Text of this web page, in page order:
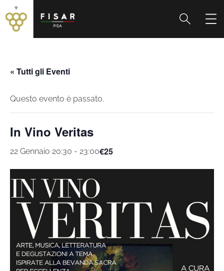
« Tutti gli Eventi
Questo evento è passato.
In Vino Veritas
22 Gennaio 20:30 - 23:00€25